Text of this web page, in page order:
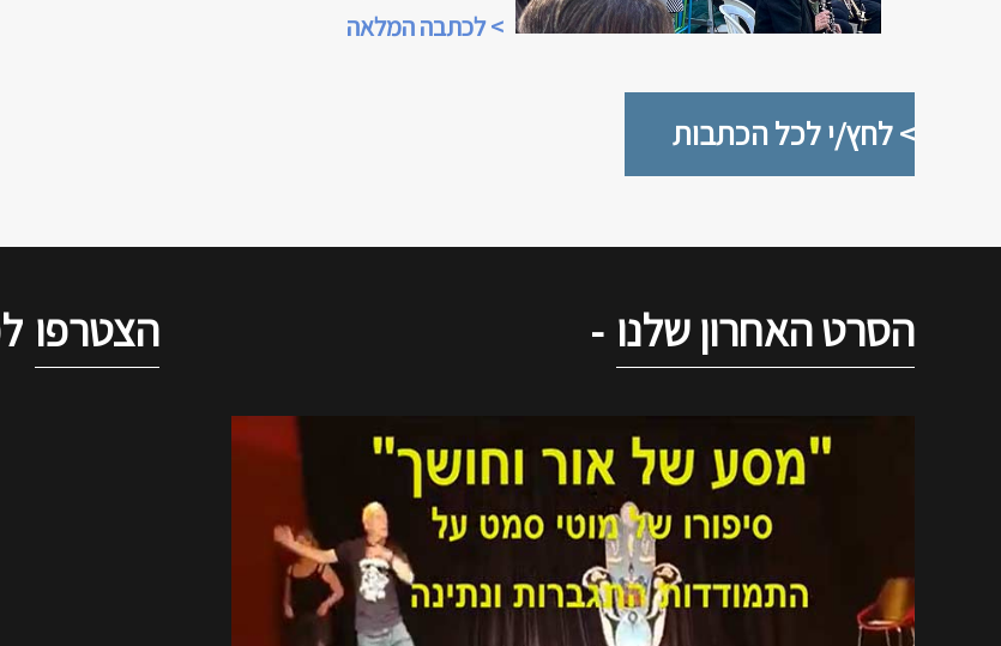
מיוחדת, כשנכלל לראשונה במסגרת
> לכתבה המלאה
> לחץ/י לכל הכתבות
הסרט האחרון שלנו - הצטרפו